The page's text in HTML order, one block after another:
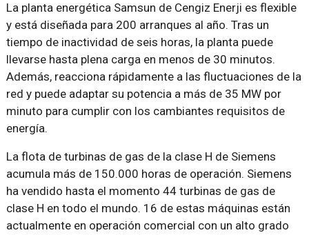
La planta energética Samsun de Cengiz Enerji es flexible
y está diseñada para 200 arranques al año. Tras un
tiempo de inactividad de seis horas, la planta puede
llevarse hasta plena carga en menos de 30 minutos.
Además, reacciona rápidamente a las fluctuaciones de la
red y puede adaptar su potencia a más de 35 MW por
minuto para cumplir con los cambiantes requisitos de
energía.
La flota de turbinas de gas de la clase H de Siemens
acumula más de 150.000 horas de operación. Siemens
ha vendido hasta el momento 44 turbinas de gas de
clase H en todo el mundo. 16 de estas máquinas están
actualmente en operación comercial con un alto grado